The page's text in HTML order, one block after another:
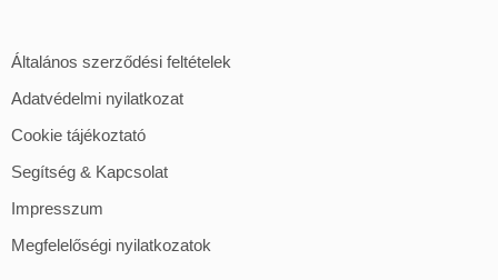
Általános szerződési feltételek
Adatvédelmi nyilatkozat
Cookie tájékoztató
Segítség & Kapcsolat
Impresszum
Megfelelőségi nyilatkozatok